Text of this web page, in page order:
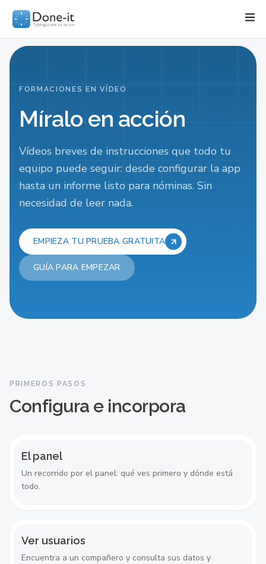
FORMACIONES EN VÍDEO
Míralo en acción
Vídeos breves de instrucciones que todo tu
equipo puede seguir: desde configurar la app
hasta un informe listo para nóminas. Sin
necesidad de leer nada.
EMPIEZA TU PRUEBA GRATUITA
GUÍA PARA EMPEZAR
EMPIEZA AQUÍ
PRIMEROS PASOS
Configura e incorpora
El panel
Un recorrido por el panel: qué ves primero y dónde está
todo.
Ver usuarios
Encuentra a un compañero y consulta sus datos y